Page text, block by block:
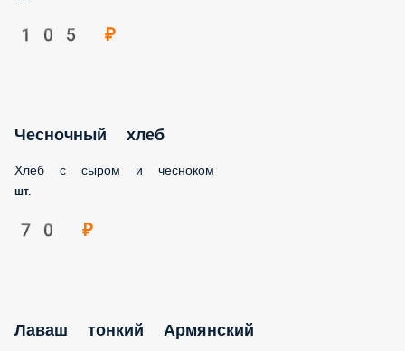
105 ₽
Чесночный хлеб
Хлеб с сыром и чесноком
шт.
70 ₽
Лаваш тонкий Армянский